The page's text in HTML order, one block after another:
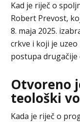
Kad je riječ o
Robert Prevost,
8. maja 2025.
crkve i koji je uzeo
postupa
Otvoreno
teološki
Kada je riječ o